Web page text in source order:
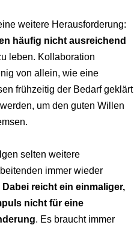
weitere Herausforderung:
häufig nicht ausreichend
leben. Kollaboration
von allein, wie eine
frühzeitig der Bedarf geklärt
um den guten Willen
selten weitere
immer wieder
Dabei reicht ein einmaliger,
nicht für eine
. Es braucht immer